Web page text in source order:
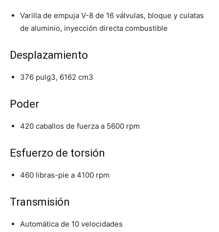
Varilla de empuja V-8 de 16 válvulas, bloque y culatas
de aluminio, inyección directa combustible
Desplazamiento
376 pulg3, 6162 cm3
Poder
420 caballos de fuerza a 5600 rpm
Esfuerzo de torsión
460 libras-pie a 4100 rpm
Transmisión
Automática de 10 velocidades